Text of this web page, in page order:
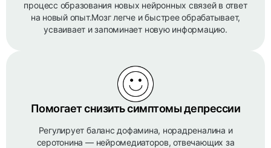
процесс образования новых нейронных связей в ответ
на новый опыт.Мозг легче и быстрее обрабатывает,
усваивает и запоминает новую информацию.
Помогает снизить симптомы депрессии
Регулирует баланс дофамина, норадреналина и
серотонина — нейромедиаторов, отвечающих за